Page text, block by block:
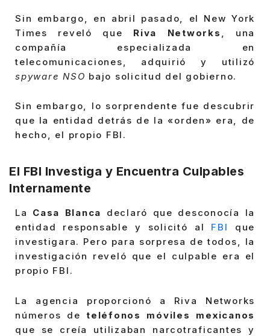
Sin embargo, en abril pasado, el New York
Times reveló que Riva Networks , una
compañía especializada en
telecomunicaciones, adquirió y utilizó
spyware NSO bajo solicitud del gobierno.
Sin embargo, lo sorprendente fue descubrir
que la entidad detrás de la «orden» era, de
hecho, el propio FBI.
El FBI Investiga y Encuentra Culpables
Internamente
La Casa Blanca
declaró que desconocía la
entidad responsable y solicitó al FBI
que
investigara. Pero para sorpresa de todos, la
investigación reveló que el culpable era el
propio FBI.
La agencia proporcionó a Riva Networks
números de teléfonos móviles mexicanos
que se creía utilizaban narcotraficantes y